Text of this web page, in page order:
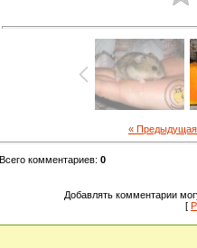
« Предыдущая
Всего комментариев: 0
Добавлять комментарии
[